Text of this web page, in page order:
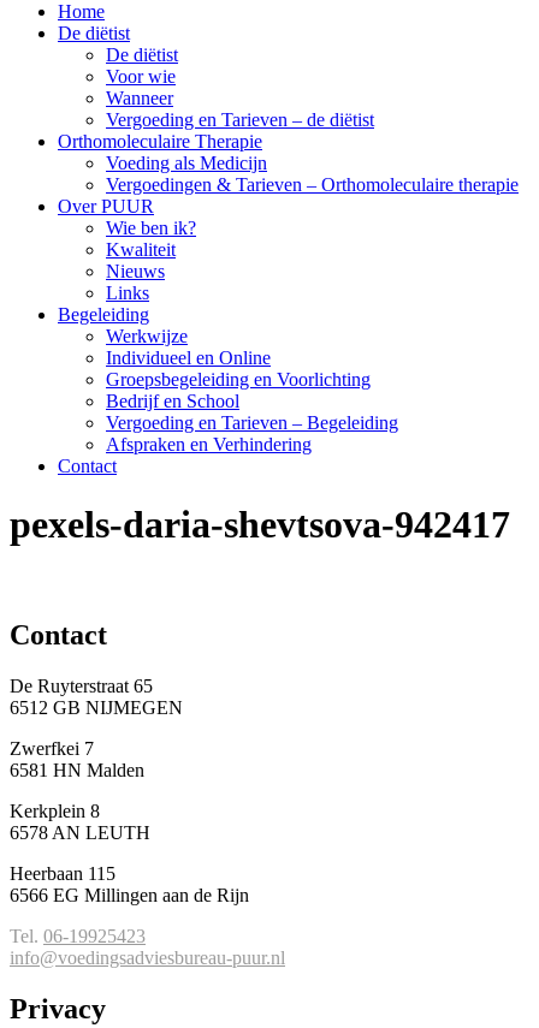
Home
De diëtist
De diëtist
Voor wie
Wanneer
Vergoeding en Tarieven – de diëtist
Orthomoleculaire Therapie
Voeding als Medicijn
Vergoedingen & Tarieven – Orthomoleculaire therapie
Over PUUR
Wie ben ik?
Kwaliteit
Nieuws
Links
Begeleiding
Werkwijze
Individueel en Online
Groepsbegeleiding en Voorlichting
Bedrijf en School
Vergoeding en Tarieven – Begeleiding
Afspraken en Verhindering
Contact
pexels-daria-shevtsova-942417
Contact
De Ruyterstraat 65
6512 GB NIJMEGEN
Zwerfkei 7
6581 HN Malden
Kerkplein 8
6578 AN LEUTH
Heerbaan 115
6566 EG Millingen aan de Rijn
Tel. 06-19925423
info@voedingsadviesbureau-puur.nl
Privacy